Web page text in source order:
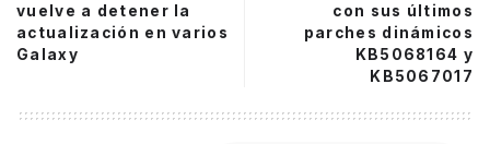
vuelve a detener la
actualización en varios
Galaxy
con sus últimos
parches dinámicos
KB5068164 y
KB5067017